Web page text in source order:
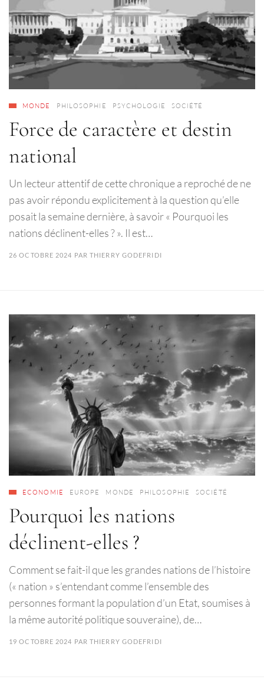
MONDE PHILOSOPHIE PSYCHOLOGIE SOCIÉTÉ
Force de caractère et destin
national
Un lecteur attentif de cette chronique a reproché de ne
pas avoir répondu explicitement à la question qu’elle
posait la semaine dernière, à savoir « Pourquoi les
nations déclinent-elles ? ». Il est…
26 OCTOBRE 2024 PARTHIERRY GODEFRIDI
ECONOMIE EUROPE MONDE PHILOSOPHIE SOCIÉTÉ
Pourquoi les nations
déclinent-elles ?
Comment se fait-il que les grandes nations de l’histoire
(« nation » s’entendant comme l’ensemble des
personnes formant la population d’un Etat, soumises à
la même autorité politique souveraine), de…
19 OCTOBRE 2024 PARTHIERRY GODEFRIDI